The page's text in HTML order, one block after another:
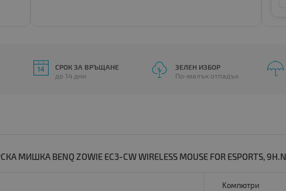
СРОК ЗА ВРЪЩАНЕ
до 14 дни
ЗЕЛЕН ИЗБОР
По-малък отпадък
BENQ ZOWIE EC3-CW WIRELESS MOUSE FOR ESPORTS,
Kомпютри